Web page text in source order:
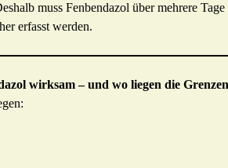
muss Fenbendazol über mehrere
erfasst werden.
wirksam – und wo liegen die